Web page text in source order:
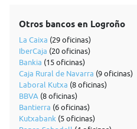
Otros bancos en Logroño
La Caixa (29 oficinas)
IberCaja (20 oficinas)
Bankia (15 oficinas)
Caja Rural de Navarra (9 oficinas)
Laboral Kutxa (8 oficinas)
BBVA (8 oficinas)
Bantierra (6 oficinas)
Kutxabank (5 oficinas)